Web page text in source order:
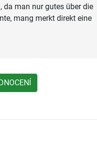
da man nur gutes über die
mang merkt direkt eine